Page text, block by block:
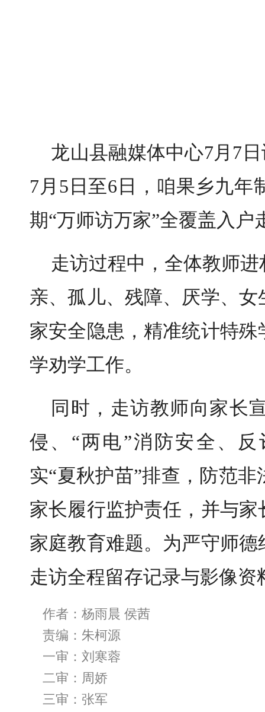
龙山县融媒体中心7 月 7
7月5日至6日，咱果乡九年
期“万师访万家”全覆盖入户
走访过程中，全体教师
亲、孤儿、残障、厌学、
家安全隐患，精准统计特
学劝学工作。
同时，走访教师向家长
侵、“两电”消防安全、
实“夏秋护苗”排查，防范
家长履行监护责任，并与
家庭教育难题。为严守师
走访全程留存记录与影像资
作者：杨雨晨 侯茜
责编：朱柯源
一审：刘寒蓉
二审：周娇
三审：张军